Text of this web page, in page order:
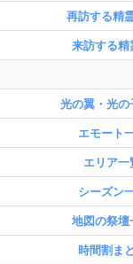
再訪する精
来訪する精
光の翼・光の
エモート
エリア一
シーズン
地図の祭壇
時間割ま